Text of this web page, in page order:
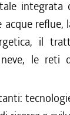
acque
il
le reti